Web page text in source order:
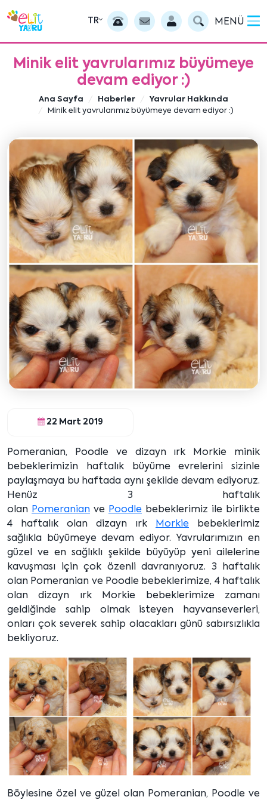
TR MENÜ
Minik elit yavrularımız büyümeye
devam ediyor :)
Ana Sayfa Haberler
Yavrular Hakkında
Minik elit yavrularımız büyümeye devam ediyor :)
22 Mart 2019
Pomeranian, Poodle ve dizayn ırk Morkie minik
bebeklerimizin haftalık büyüme evrelerini sizinle
paylaşmaya bu haftada aynı şekilde devam ediyoruz.
Henüz 3 haftalık
olan Pomeranian ve Poodle bebeklerimiz ile birlikte
4 haftalık olan dizayn ırk
Morkie bebeklerimiz
sağlıkla büyümeye devam ediyor. Yavrularımızın en
güzel ve en sağlıklı şekilde büyüyüp yeni ailelerine
kavuşması için çok özenli davranıyoruz. 3 haftalık
olan Pomeranian ve Poodle bebeklerimize, 4 haftalık
olan dizayn ırk Morkie bebeklerimize zamanı
geldiğinde sahip olmak isteyen hayvanseverleri,
onları çok severek sahip olacakları günü sabırsızlıkla
bekliyoruz.
Böylesine özel ve güzel olan Pomeranian, Poodle ve